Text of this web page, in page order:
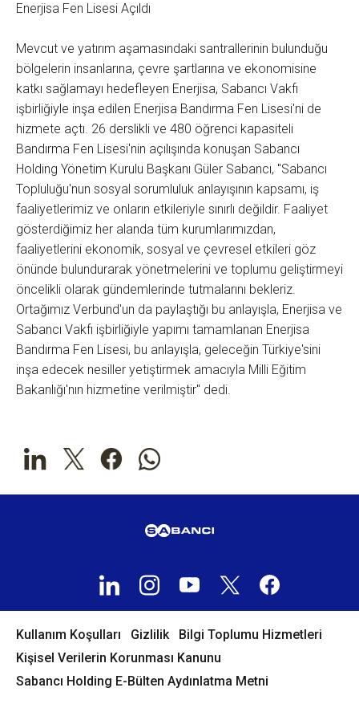
Enerjisa Fen Lisesi Açıldı
Mevcut ve yatırım aşamasındaki santrallerinin bulunduğu
bölgelerin insanlarına, çevre şartlarına ve ekonomisine
katkı sağlamayı hedefleyen Enerjisa, Sabancı Vakfı
işbirliğiyle inşa edilen Enerjisa Bandırma Fen Lisesi'ni de
hizmete açtı. 26 derslikli ve 480 öğrenci kapasiteli
Bandırma Fen Lisesi'nin açılışında konuşan Sabancı
Holding Yönetim Kurulu Başkanı Güler Sabancı, "Sabancı
Topluluğu'nun sosyal sorumluluk anlayışının kapsamı, iş
faaliyetlerimiz ve onların etkileriyle sınırlı değildir. Faaliyet
gösterdiğimiz her alanda tüm kurumlarımızdan,
faaliyetlerini ekonomik, sosyal ve çevresel etkileri göz
önünde bulundurarak yönetmelerini ve toplumu geliştirmeyi
öncelikli olarak gündemlerinde tutmalarını bekleriz.
Ortağımız Verbund'un da paylaştığı bu anlayışla, Enerjisa ve
Sabancı Vakfı işbirliğiyle yapımı tamamlanan Enerjisa
Bandırma Fen Lisesi, bu anlayışla, geleceğin Türkiye'sini
inşa edecek nesiller yetiştirmek amacıyla Milli Eğitim
Bakanlığı'nın hizmetine verilmiştir" dedi.
Kullanım Koşulları Gizlilik
Bilgi Toplumu Hizmetleri
Kişisel Verilerin Korunması Kanunu
Sabancı Holding E-Bülten Aydınlatma Metni